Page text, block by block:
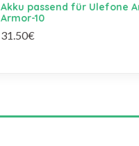
Akku passend für Ulefone
Armor-10
31.50€